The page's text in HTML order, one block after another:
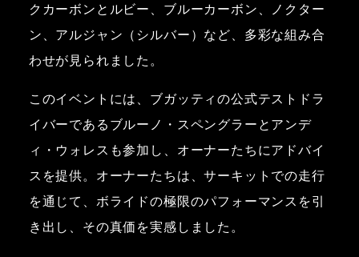
クカーボンとルビー、ブルーカーボン、ノクター
ン、アルジャン（シルバー）など、多彩な組み合
わせが見られました。
このイベントには、ブガッティの公式テストドラ
イバーであるブルーノ・スペングラーとアンデ
ィ・ウォレスも参加し、オーナーたちにアドバイ
スを提供。オーナーたちは、サーキットでの走行
を通じて、ボライドの極限のパフォーマンスを引
き出し、その真価を実感しました。